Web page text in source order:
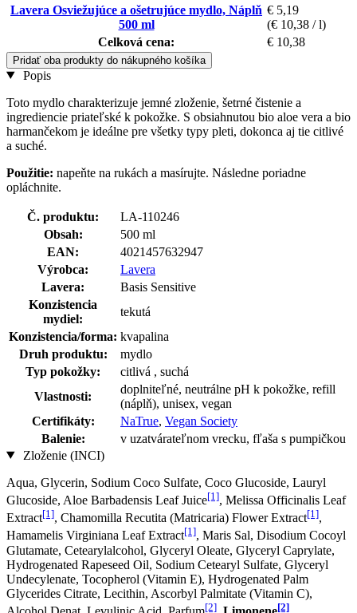
Lavera Osviežujúce a ošetrujúce mydlo, Náplň
500 ml
€ 5,19
(€ 10,38 / l)
Celková cena:
€ 10,38
Pridať oba produkty do nákupného košíka
Popis
Toto mydlo charakterizuje jemné zloženie, šetrné čistenie a
ingrediencie priateľské k pokožke. S obsiahnutou bio aloe vera a bio
harmančekom je ideálne pre všetky typy pleti, dokonca aj tie citlivé
a suché.
Použitie: napeňte na rukách a masírujte. Následne poriadne
opláchnite.
Č. produktu:
LA-110246
Obsah:
500 ml
EAN:
4021457632947
Výrobca:
Lavera
Lavera:
Basis Sensitive
Konzistencia
mydiel:
tekutá
Konzistencia/forma: kvapalina
Druh produktu:
mydlo
Typ pokožky:
citlivá , suchá
Vlastnosti:
doplniteľné, neutrálne pH k pokožke, refill
(náplň), unisex, vegan
Certifikáty:
NaTrue, Vegan Society
Balenie:
v uzatvárateľnom vrecku, fľaša s pumpičkou
Zloženie (INCI)
Aqua, Glycerin, Sodium Coco­ Sulfate, Coco Glucoside, Lauryl
Glucoside, Aloe Barbadensis Leaf Juice[1], Melissa Officinalis Leaf
Extract[1], Chamomilla Recutita (Matricaria) Flower Extract[1],
Hamamelis Virginiana Leaf Extract[1], Maris Sal, Disodium Cocoyl
Glutamate, Cetearylalcohol, Glyceryl Oleate, Glyceryl Caprylate,
Hydrogenated Rapeseed Oil, Sodium Cetearyl Sulfate, Glyceryl
Undecylenate, Tocopherol (Vitamin E), Hydrogenated Palm
Glycerides Citrate, Lecithin, Ascorbyl Palmitate (Vitamin C),
[2] [2]